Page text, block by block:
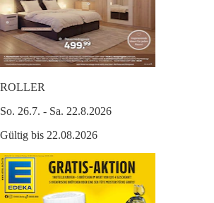
ROLLER
So. 26.7. - Sa. 22.8.2026
Gültig bis 22.08.2026